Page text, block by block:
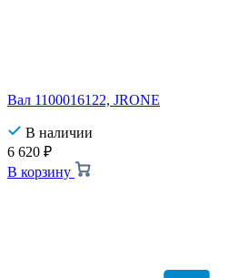
Вал 1100016122, JRONE
В наличии
6 620 ₽
В корзину